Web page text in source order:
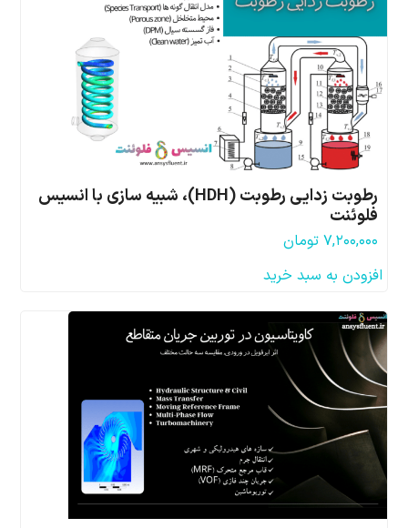
رطوبت زدایی رطوبت (HDH)، شبیه سازی با انسیس
فلوئنت
۷,۲۰۰,۰۰۰ تومان
افزودن به سبد خرید